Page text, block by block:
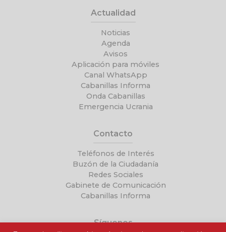
Actualidad
Noticias
Agenda
Avisos
Aplicación para móviles
Canal WhatsApp
Cabanillas Informa
Onda Cabanillas
Emergencia Ucrania
Contacto
Teléfonos de Interés
Buzón de la Ciudadanía
Redes Sociales
Gabinete de Comunicación
Cabanillas Informa
Síguenos